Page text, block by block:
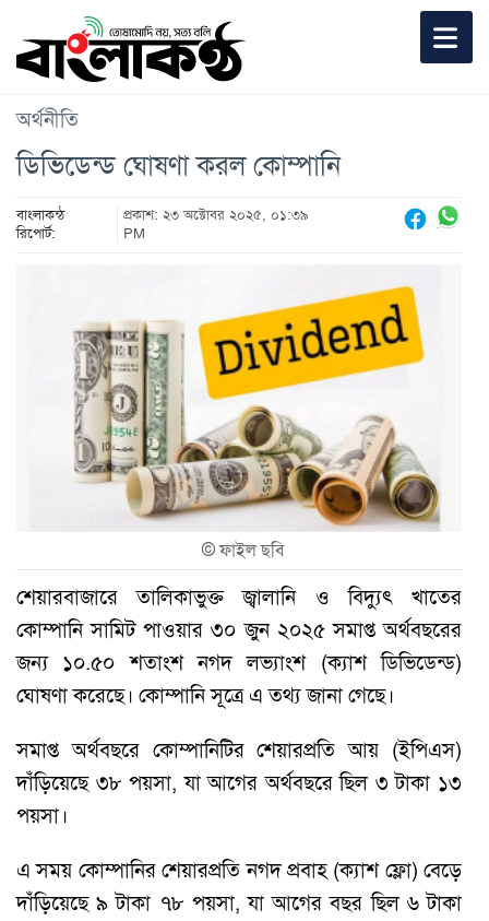
অর্থনীতি
ডিভিডেন্ড ঘোষণা করল কোম্পানি
বাংলাকন্ঠ
রিপোর্ট:
প্রকাশ: ২৩ অক্টোবর ২০২৫, ০১:৩৯
PM
©ফাইল ছবি
শেয়ারবাজারে তালিকাভুক্ত জ্বালানি ও বিদ্যুৎ খাতের
কোম্পানি সামিট পাওয়ার ৩০ জুন ২০২৫ সমাপ্ত অর্থবছরের
জন্য ১০.৫০ শতাংশ নগদ লভ্যাংশ (ক্যাশ ডিভিডেন্ড)
ঘোষণা করেছে। কোম্পানি সূত্রে এ তথ্য জানা গেছে।
সমাপ্ত অর্থবছরে কোম্পানিটির শেয়ারপ্রতি আয় (ইপিএস)
দাঁড়িয়েছে ৩৮ পয়সা, যা আগের অর্থবছরে ছিল ৩ টাকা ১৩
পয়সা।
এ সময় কোম্পানির শেয়ারপ্রতি নগদ প্রবাহ (ক্যাশ ফ্লো) বেড়ে
দাঁড়িয়েছে ৯ টাকা ৭৮ পয়সা, যা আগের বছর ছিল ৬ টাকা